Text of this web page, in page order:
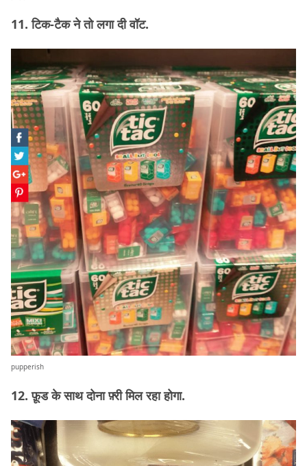
11. टिक-टैक ने तो लगा दी वॉट.
pupperish
12. फ़ूड के साथ दोना फ़्री मिल रहा होगा.